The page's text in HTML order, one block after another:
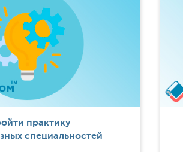
практику
специальностей